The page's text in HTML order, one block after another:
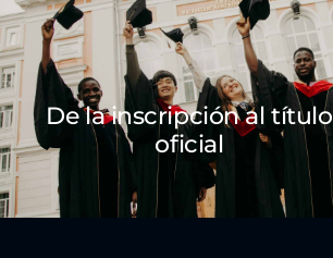
De la inscripción al título
oficial